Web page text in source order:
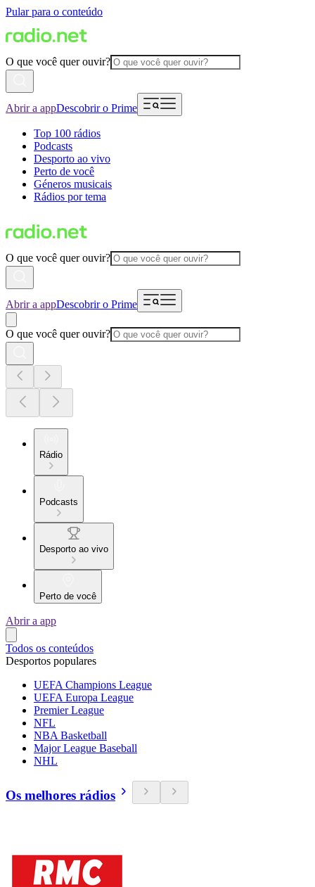
Pular para o conteúdo
O que você quer ouvir?
Abrir a appDescobrir o Prime
Top 100 rádios
Podcasts
Desporto ao vivo
Perto de você
Géneros musicais
Rádios por tema
O que você quer ouvir?
Abrir a appDescobrir o Prime
O que você quer ouvir?
Rádio
Podcasts
Desporto ao vivo
Perto de você
Abrir a app
Todos os conteúdos
Desportos populares
UEFA Champions League
UEFA Europa League
Premier League
NFL
NBA Basketball
Major League Baseball
NHL
Os melhores rádios